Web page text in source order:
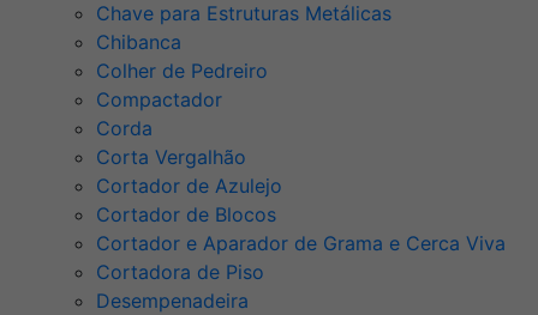
Chave para Estruturas Metálicas
Chibanca
Colher de Pedreiro
Compactador
Corda
Corta Vergalhão
Cortador de Azulejo
Cortador de Blocos
Cortador e Aparador de Grama e Cerca Viva
Cortadora de Piso
Desempenadeira